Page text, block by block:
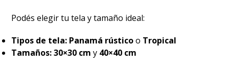
Podés elegir tu tela y tamaño ideal:
Tipos de tela: Panamá rústicoo Tropical
Tamaños: 30×30 cm y 40×40 cm